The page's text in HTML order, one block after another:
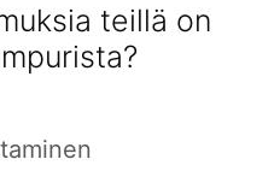
teillä on